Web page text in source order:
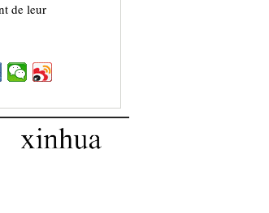
de leur